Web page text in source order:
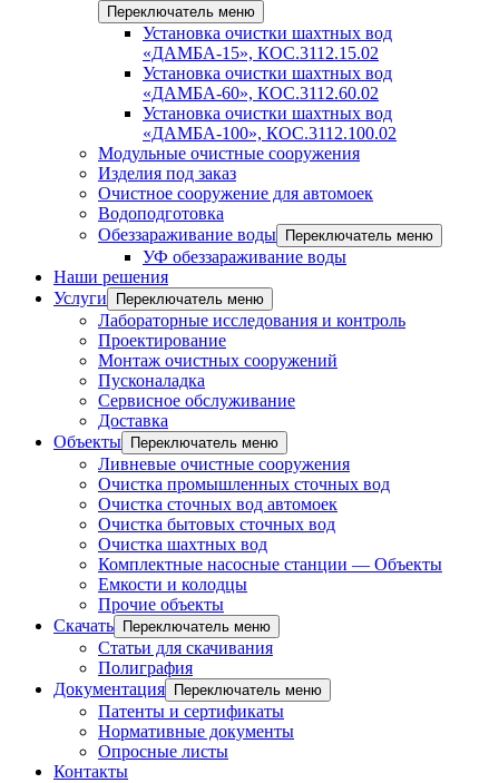
Переключатель меню
Установка очистки шахтных вод
«ДАМБА-15», КОС.3112.15.02
Установка очистки шахтных вод
«ДАМБА-60», КОС.3112.60.02
Установка очистки шахтных вод
«ДАМБА-100», КОС.3112.100.02
Модульные очистные сооружения
Изделия под заказ
Очистное сооружение для автомоек
Водоподготовка
Обеззараживание воды
Переключатель меню
УФ обеззараживание воды
Наши решения
Услуги
Переключатель меню
Лабораторные исследования и контроль
Проектирование
Монтаж очистных сооружений
Пусконаладка
Сервисное обслуживание
Доставка
Объекты
Переключатель меню
Ливневые очистные сооружения
Очистка промышленных сточных вод
Очистка сточных вод автомоек
Очистка бытовых сточных вод
Очистка шахтных вод
Комплектные насосные станции — Объекты
Емкости и колодцы
Прочие объекты
Скачать
Переключатель меню
Статьи для скачивания
Полиграфия
Документация
Переключатель меню
Патенты и сертификаты
Нормативные документы
Опросные листы
Контакты